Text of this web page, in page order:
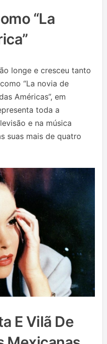
“La
longe e cresceu tanto
“La novia de
Américas”, em
toda a
e na música
suas mais de quatro
E Vilã De